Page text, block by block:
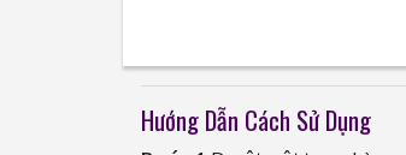
Hướng Dẫn Cách Sử Dụng